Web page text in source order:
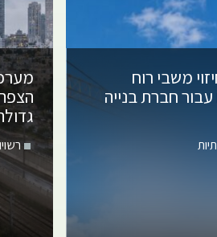
משבי רוח
עבור חברת בנייה